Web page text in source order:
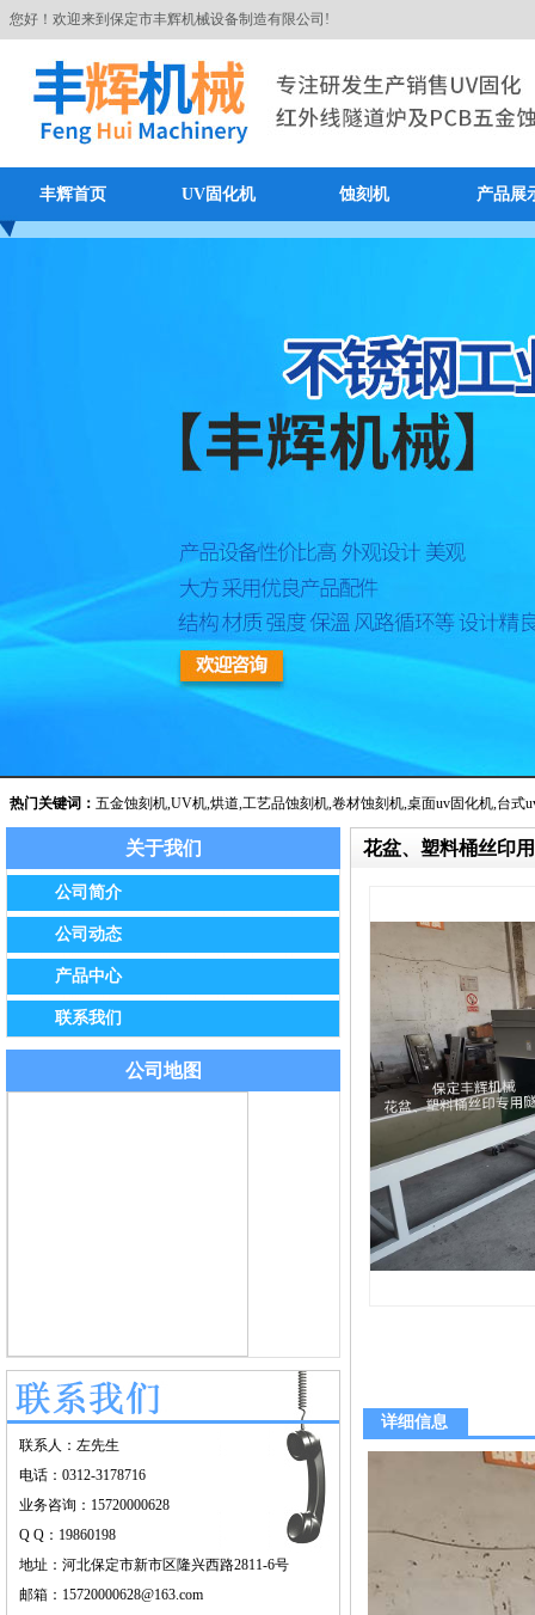
您好！欢迎来到保定市丰辉机械设备制造有限公司!
丰辉首页 UV固化机 蚀刻机 产品展
热门关键词： 五金蚀刻机,UV机,烘道,工艺品蚀刻机,卷材蚀刻机,桌面uv固化机,台式
公告：我公司已于2014年8月经保定市工商局批准正式更名为保定市
关于我们
公司简介
公司动态
产品中心
联系我们
公司地图
联系人：左先生
电话：0312-3178716
业务咨询：15720000628
Q Q：19860198
地址：河北保定市新市区隆兴西路2811-6号
邮箱：15720000628@163.com
花盆、塑料桶丝印
详细信息